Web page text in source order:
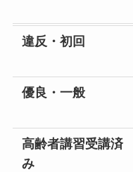
違反・初回
優良・一般
高齢者講習受講済
み